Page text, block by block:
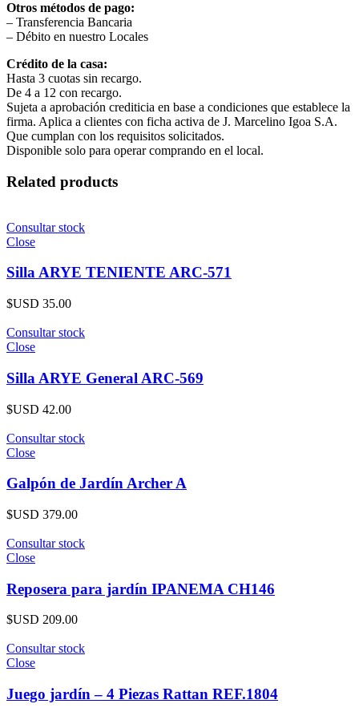
Otros métodos de pago:
– Transferencia Bancaria
– Débito en nuestro Locales
Crédito de la casa:
Hasta 3 cuotas sin recargo.
De 4 a 12 con recargo.
Sujeta a aprobación crediticia en base a condiciones que establece la
firma. Aplica a clientes con ficha activa de J. Marcelino Igoa S.A.
Que cumplan con los requisitos solicitados.
Disponible solo para operar comprando en el local.
Related products
Consultar stock
Close
Silla ARYE TENIENTE ARC-571
$USD 35.00
Consultar stock
Close
Silla ARYE General ARC-569
$USD 42.00
Consultar stock
Close
Galpón de Jardín Archer A
$USD 379.00
Consultar stock
Close
Reposera para jardín IPANEMA CH146
$USD 209.00
Consultar stock
Close
Juego jardín – 4 Piezas Rattan REF.1804